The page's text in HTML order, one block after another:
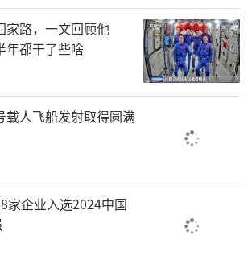
家路，一文回顾他
都干了些啥
载人飞船发射取得圆满
家企业入选2024中国